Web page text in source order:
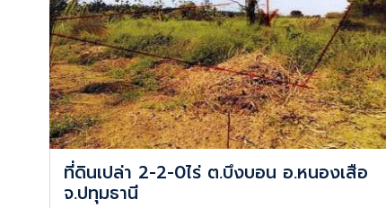
ที่ดินเปล่า 2-2-0ไร่ ต.บึงบอน อ.หนองเสือ
จ.ปทุมธานี